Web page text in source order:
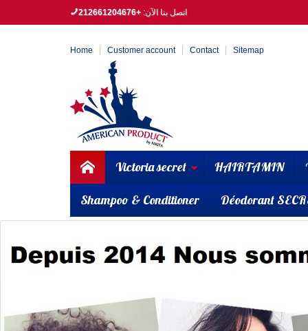
اتصل بنا الآن:+212661204676
Home Customer account Contact Sitemap
Victoria secret HAIRTAMIN
Shampoo & Conditioner Déodorant